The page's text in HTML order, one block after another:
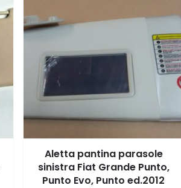
Aletta pantina parasole
sinistra Fiat Grande Punto,
Punto Evo, Punto ed.2012